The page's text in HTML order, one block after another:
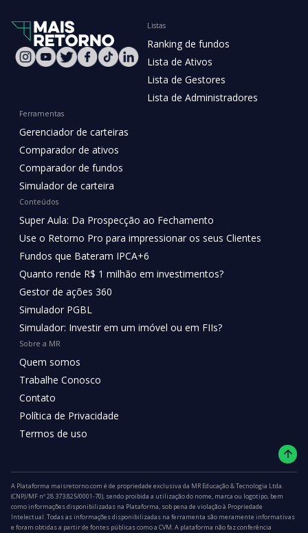
Listas
Ranking de fundos
Lista de Ativos
Lista de Gestores
Lista de Administradores
Ferramentas
Gerenciador de carteiras
Comparador de ativos
Comparador de fundos
Simulador de carteira
Conteúdos
Super Aula: Da Prospecção ao Fechamento
Use o Retorno Pro para impressionar os seus Clientes
Fundos que Bateram IPCA+6
Quanto rende R$ 1 milhão em investimentos?
Gestor de ações 360
Simulador PGBL
Simulador: Investir em um imóvel ou em FIIs?
Sobre a MR
Quem somos
Trabalhe Conosco
Contato
Política de Privacidade
Termos de uso
A Plataforma maisretorno.com é de propriedade exclusiva da MR Educação & Tecnologia Ltda.
(CNPJ/MF nº 28.373.825/0001-70), sendo proibida a utilização do nome, marca ou logotipo, bem
como informações disponibilizadas na Plataforma, sob pena de violação à Propriedade
Intelectual. Todas as informações disponibilizadas na ferramenta são meramente informativas
e foram obtidas a partir de fontes públicas como a CVM. A plataforma não faz conferência